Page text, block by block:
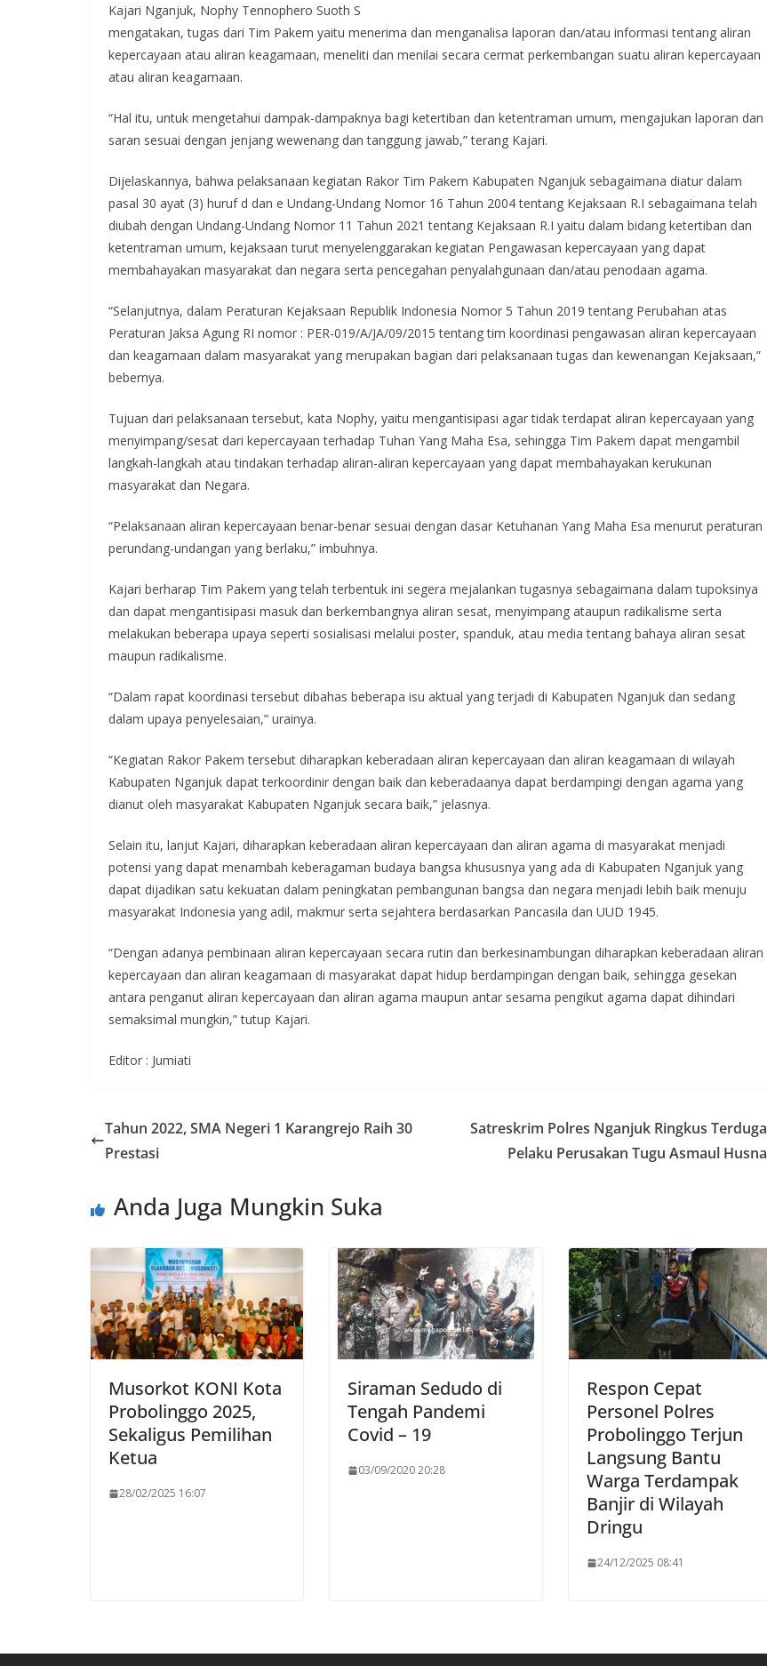
Kajari Nganjuk, Nophy Tennophero Suoth S
mengatakan, tugas dari Tim Pakem yaitu menerima dan menganalisa laporan dan/atau informasi tentang aliran
kepercayaan atau aliran keagamaan, meneliti dan menilai secara cermat perkembangan suatu aliran kepercayaan
atau aliran keagamaan.
“Hal itu, untuk mengetahui dampak-dampaknya bagi ketertiban dan ketentraman umum, mengajukan laporan dan
saran sesuai dengan jenjang wewenang dan tanggung jawab,” terang Kajari.
Dijelaskannya, bahwa pelaksanaan kegiatan Rakor Tim Pakem Kabupaten Nganjuk sebagaimana diatur dalam
pasal 30 ayat (3) huruf d dan e Undang-Undang Nomor 16 Tahun 2004 tentang Kejaksaan R.I sebagaimana telah
diubah dengan Undang-Undang Nomor 11 Tahun 2021 tentang Kejaksaan R.I yaitu dalam bidang ketertiban dan
ketentraman umum, kejaksaan turut menyelenggarakan kegiatan Pengawasan kepercayaan yang dapat
membahayakan masyarakat dan negara serta pencegahan penyalahgunaan dan/atau penodaan agama.
“Selanjutnya, dalam Peraturan Kejaksaan Republik Indonesia Nomor 5 Tahun 2019 tentang Perubahan atas
Peraturan Jaksa Agung RI nomor : PER-019/A/JA/09/2015 tentang tim koordinasi pengawasan aliran kepercayaan
dan keagamaan dalam masyarakat yang merupakan bagian dari pelaksanaan tugas dan kewenangan Kejaksaan,”
bebernya.
Tujuan dari pelaksanaan tersebut, kata Nophy, yaitu mengantisipasi agar tidak terdapat aliran kepercayaan yang
menyimpang/sesat dari kepercayaan terhadap Tuhan Yang Maha Esa, sehingga Tim Pakem dapat mengambil
langkah-langkah atau tindakan terhadap aliran-aliran kepercayaan yang dapat membahayakan kerukunan
masyarakat dan Negara.
“Pelaksanaan aliran kepercayaan benar-benar sesuai dengan dasar Ketuhanan Yang Maha Esa menurut peraturan
perundang-undangan yang berlaku,” imbuhnya.
Kajari berharap Tim Pakem yang telah terbentuk ini segera mejalankan tugasnya sebagaimana dalam tupoksinya
dan dapat mengantisipasi masuk dan berkembangnya aliran sesat, menyimpang ataupun radikalisme serta
melakukan beberapa upaya seperti sosialisasi melalui poster, spanduk, atau media tentang bahaya aliran sesat
maupun radikalisme.
“Dalam rapat koordinasi tersebut dibahas beberapa isu aktual yang terjadi di Kabupaten Nganjuk dan sedang
dalam upaya penyelesaian,” urainya.
“Kegiatan Rakor Pakem tersebut diharapkan keberadaan aliran kepercayaan dan aliran keagamaan di wilayah
Kabupaten Nganjuk dapat terkoordinir dengan baik dan keberadaanya dapat berdampingi dengan agama yang
dianut oleh masyarakat Kabupaten Nganjuk secara baik,” jelasnya.
Selain itu, lanjut Kajari, diharapkan keberadaan aliran kepercayaan dan aliran agama di masyarakat menjadi
potensi yang dapat menambah keberagaman budaya bangsa khususnya yang ada di Kabupaten Nganjuk yang
dapat dijadikan satu kekuatan dalam peningkatan pembangunan bangsa dan negara menjadi lebih baik menuju
masyarakat Indonesia yang adil, makmur serta sejahtera berdasarkan Pancasila dan UUD 1945.
“Dengan adanya pembinaan aliran kepercayaan secara rutin dan berkesinambungan diharapkan keberadaan aliran
kepercayaan dan aliran keagamaan di masyarakat dapat hidup berdampingan dengan baik, sehingga gesekan
antara penganut aliran kepercayaan dan aliran agama maupun antar sesama pengikut agama dapat dihindari
semaksimal mungkin,” tutup Kajari.
Editor : Jumiati
Tahun 2022, SMA Negeri 1 Karangrejo Raih 30
Prestasi
Satreskrim Polres Nganjuk Ringkus Terduga
Pelaku Perusakan Tugu Asmaul Husna
Anda Juga Mungkin Suka
Musorkot KONI Kota
Probolinggo 2025,
Sekaligus Pemilihan
Ketua
28/02/2025 16:07
Siraman Sedudo di
Tengah Pandemi
Covid – 19
03/09/2020 20:28
Respon Cepat
Personel Polres
Probolinggo Terjun
Langsung Bantu
Warga Terdampak
Banjir di Wilayah
Dringu
24/12/2025 08:41